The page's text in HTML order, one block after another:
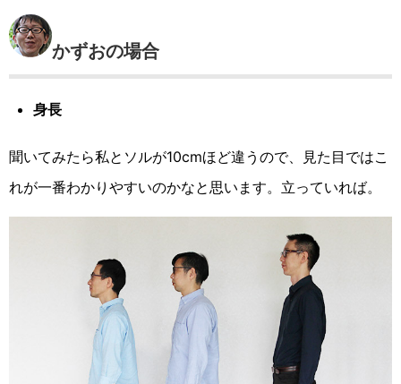
かずおの場合
身長
聞いてみたら私とソルが10cmほど違うので、見た目ではこ
れが一番わかりやすいのかなと思います。立っていれば。